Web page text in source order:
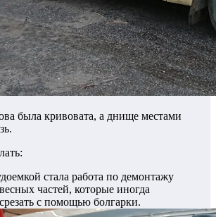
была кривовата, а днище местами
стала работа по демонтажу
частей, которые иногда
с помощью болгарки.